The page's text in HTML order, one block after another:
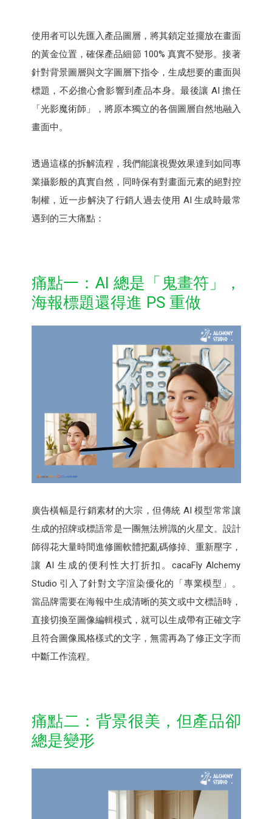
使用者可以先匯入產品圖層，將其鎖定並擺放在畫面
的黃金位置，確保產品細節 100% 真實不變形。接著
針對背景圖層與文字圖層下指令，生成想要的畫面與
標題，不必擔心會影響到產品本身。最後讓 AI 擔任
「光影魔術師」，將原本獨立的各個圖層自然地融入
畫面中。
透過這樣的拆解流程，我們能讓視覺效果達到如同專
業攝影般的真實自然，同時保有對畫面元素的絕對控
制權，近一步解決了行銷人過去使用 AI 生成時最常
遇到的三大痛點：
痛點一：AI 總是「鬼畫符」，
海報標題還得進 PS 重做
廣告橫幅是行銷素材的大宗，但傳統 AI 模型常常讓
生成的招牌或標語常是一團無法辨識的火星文。設計
師得花大量時間進修圖軟體把亂碼修掉、重新壓字，
讓 AI 生成的便利性大打折扣。cacaFly Alchemy
Studio 引入了針對文字渲染優化的「專業模型」。
當品牌需要在海報中生成清晰的英文或中文標語時，
直接切換至圖像編輯模式，就可以生成帶有正確文字
且符合圖像風格樣式的文字，無需再為了修正文字而
中斷工作流程。
痛點二：背景很美，但產品卻
總是變形